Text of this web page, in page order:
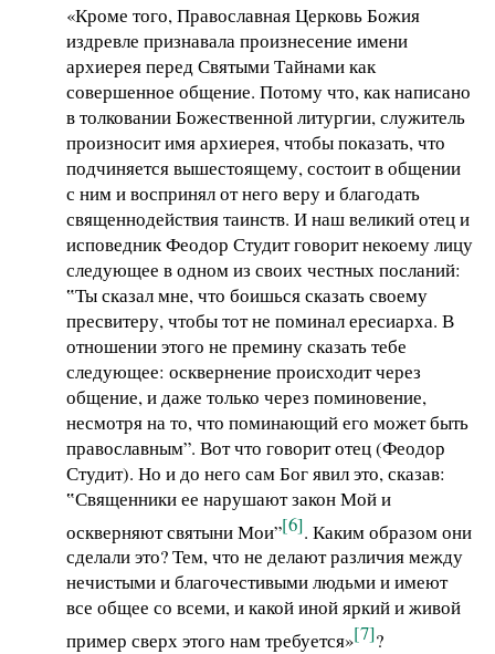
«Кроме того, Православная Церковь Божия
издревле признавала произнесение имени
архиерея перед Святыми Тайнами как
совершенное общение. Потому что, как написано
в толковании Божественной литургии, служитель
произносит имя архиерея, чтобы показать, что
подчиняется вышестоящему, состоит в общении
с ним и воспринял от него веру и благодать
священнодействия таинств. И наш великий отец и
исповедник Феодор Студит говорит некоему лицу
следующее в одном из своих честных посланий:
‟Ты сказал мне, что боишься сказать своему
пресвитеру, чтобы тот не поминал ересиарха. В
отношении этого не премину сказать тебе
следующее: осквернение происходит через
общение, и даже только через поминовение,
несмотря на то, что поминающий его может быть
православным”. Вот что говорит отец (Феодор
Студит). Но и до него сам Бог явил это, сказав:
‟Священники ее нарушают закон Мой и
оскверняют святыни Мои”[6]. Каким образом они
сделали это? Тем, что не делают различия между
нечистыми и благочестивыми людьми и имеют
все общее со всеми, и какой иной яркий и живой
пример сверх этого нам требуется»[7]?